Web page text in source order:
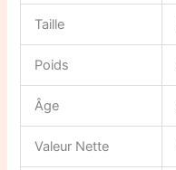
Taille
Poids
Âge
Valeur Nette